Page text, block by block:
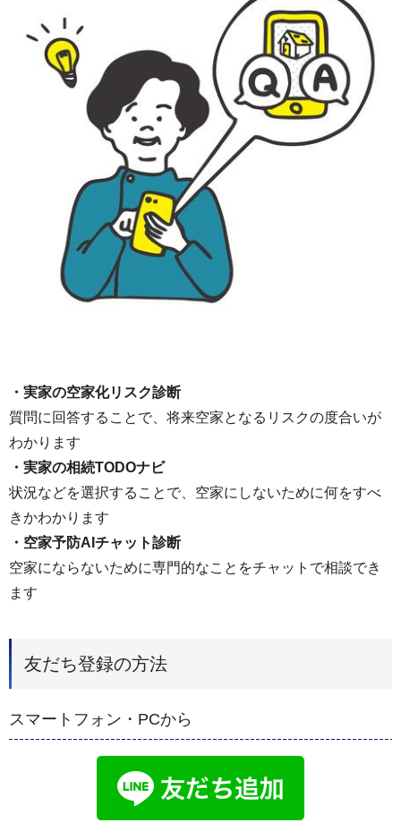
・実家の空家化リスク診断
質問に回答することで、将来空家となるリスクの度合いが
わかります
・実家の相続TODOナビ
状況などを選択することで、空家にしないために何をすべ
きかわかります
・空家予防AIチャット診断
空家にならないために専門的なことをチャットで相談でき
ます
友だち登録の方法
スマートフォン・PCから